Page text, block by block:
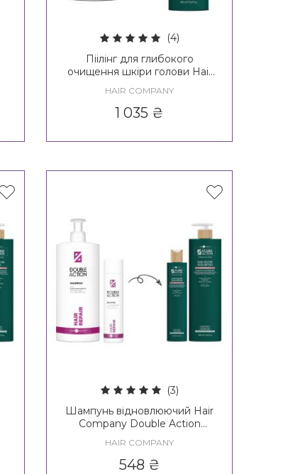
(4)
Піілінг для глибокого
очищення шкіри голови Hair
Scalp Preparer
HAIR COMPANY
1 035 ₴
(3)
Шампунь відновлюючий Hair
Company Double Action
Shampoo
HAIR COMPANY
548 ₴